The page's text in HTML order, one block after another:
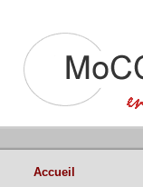
Accueil